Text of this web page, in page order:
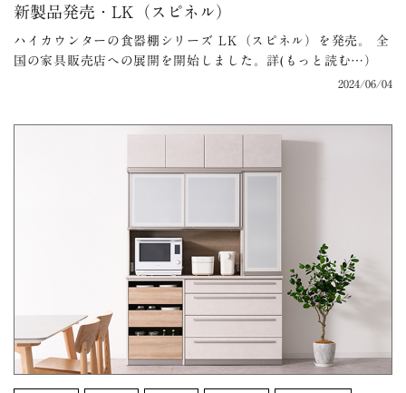
新製品発売・LK（スピネル）
ハイカウンターの食器棚シリーズ LK（スピネル）を発売。 全
国の家具販売店への展開を開始しました。詳(もっと読む…）
2024/06/04